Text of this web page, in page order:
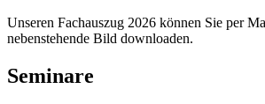
Unseren Fachauszug 2026 können Sie per
nebenstehende Bild downloaden.
Seminare